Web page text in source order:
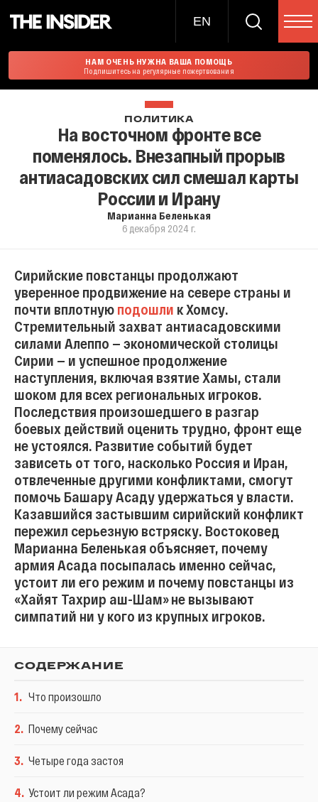
EN
НАМ ОЧЕНЬ НУЖНА ВАША ПОМОЩЬ
Подпишитесь на регулярные пожертвования
ПОЛИТИКА
На восточном фронте все
поменялось. Внезапный прорыв
антиасадовских сил смешал карты
России и Ирану
Марианна Беленькая
6 декабря 2024 г.
Сирийские повстанцы продолжают
уверенное продвижение на севере страны и
почти вплотную подошли к Хомсу.
Стремительный захват антиасадовскими
силами Алеппо — экономической столицы
Сирии — и успешное продолжение
наступления, включая взятие Хамы, стали
шоком для всех региональных игроков.
Последствия произошедшего в разгар
боевых действий оценить трудно, фронт еще
не устоялся. Развитие событий будет
зависеть от того, насколько Россия и Иран,
отвлеченные другими конфликтами, смогут
помочь Башару Асаду удержаться у власти.
Казавшийся застывшим сирийский конфликт
пережил серьезную встряску. Востоковед
Марианна Беленькая объясняет, почему
армия Асада посыпалась именно сейчас,
устоит ли его режим и почему повстанцы из
«Хайят Тахрир аш-Шам» не вызывают
симпатий ни у кого из крупных игроков.
СОДЕРЖАНИЕ
1. Что произошло
2. Почему сейчас
3. Четыре года застоя
4. Устоит ли режим Асада?